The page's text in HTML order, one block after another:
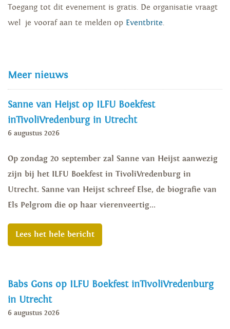
Toegang tot dit evenement is gratis. De organisatie vraagt
wel je vooraf aan te melden op Eventbrite.
Meer nieuws
Sanne van Heijst op ILFU Boekfest
inTivoliVredenburg in Utrecht
6 augustus 2026
Op zondag 20 september zal Sanne van Heijst aanwezig
zijn bij het ILFU Boekfest in TivoliVredenburg in
Utrecht. Sanne van Heijst schreef Else, de biografie van
Els Pelgrom die op haar vierenveertig...
Lees het hele bericht
Babs Gons op ILFU Boekfest inTivoliVredenburg
in Utrecht
6 augustus 2026